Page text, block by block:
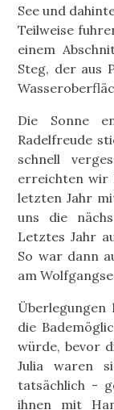
See und
Teilweise
einem
Steg, der aus
Die Sonne
Radelfreude
schnell
erreichten wir
letzten Jahr
uns die
Letztes Jahr
So war dann
am
Überlegungen
die
würde, bevor
Julia waren
tatsächlich -
ihnen mit